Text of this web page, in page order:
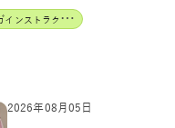
J
AHA認定リトル＆キッズヨガインストラクター
2026年08月05日